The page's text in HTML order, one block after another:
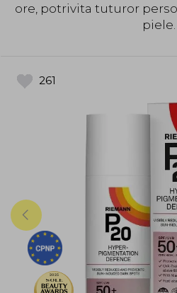
ore, potrivita tuturor
piele.
261
2025